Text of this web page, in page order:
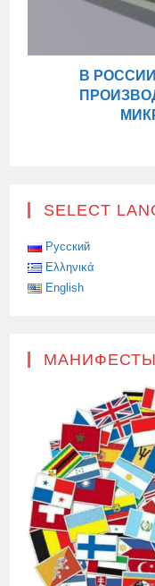
В
SELECT
Русский
Ελληνικά
English
МАНИФЕСТЫ